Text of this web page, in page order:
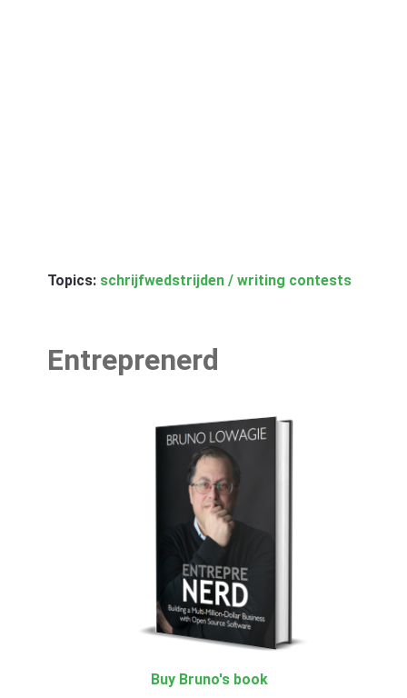
Topics: schrijfwedstrijden / writing contests
Entreprenerd
Buy Bruno's book